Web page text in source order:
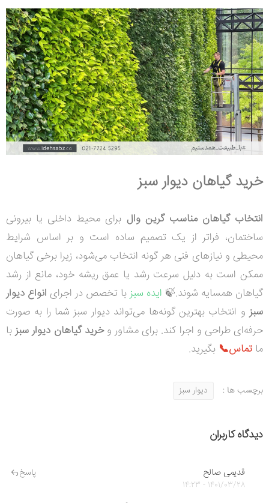
خرید گیاهان دیوار سبز
انتخاب گیاهان مناسب گرین وال برای محیط داخلی یا بیرونی
ساختمان، فراتر از یک تصمیم ساده است و بر اساس شرایط
محیطی و نیازهای فنی هر گونه انتخاب می‌شود، زیرا برخی گیاهان
ممکن است به دلیل سرعت رشد یا عمق ریشه خود، مانع از رشد
گیاهان همسایه شوند.🍃 ایده سبزبا تخصص در اجرای انواع دیوار
سبز و انتخاب بهترین گونه‌ها می‌تواند دیوار سبز شما را به صورت
حرفه‌ای طراحی و اجرا کند. برای مشاور وخرید گیاهان دیوار سبزبا
ما تماس📞 بگیرید.
برچسب ها : دیوار سبز
دیدگاه کاربران
پاسخ قدیمی صالح
1401/03/28 - 14:23